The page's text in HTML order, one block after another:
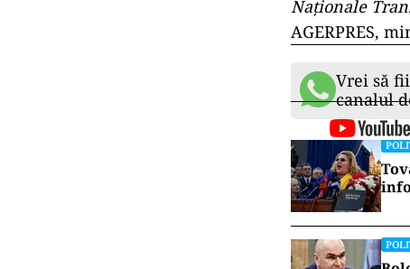
De ce a
Directorul
Ionuţ Lupu, a
Rurale,
şi a blocajului
„Am semnat
această
sistem. Am
noilor scheme